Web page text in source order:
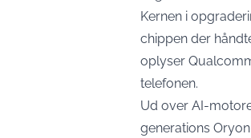
Kernen i
chippen der
oplyser
telefonen.
Ud over AI-
generations